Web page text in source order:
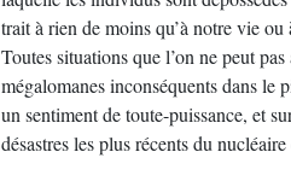
trait à rien de moins qu’à notre vie
Toutes situations que l’on ne peut
mégalomanes inconséquents dans le
un sentiment de toute-puissance, et
désastres les plus récents du